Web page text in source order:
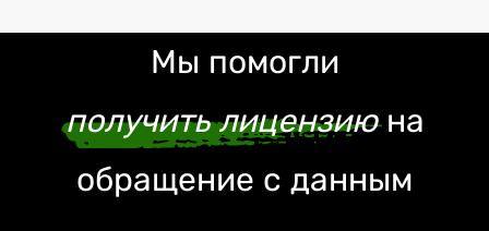
Мы помогли
получить лицензиюна
обращение с данным